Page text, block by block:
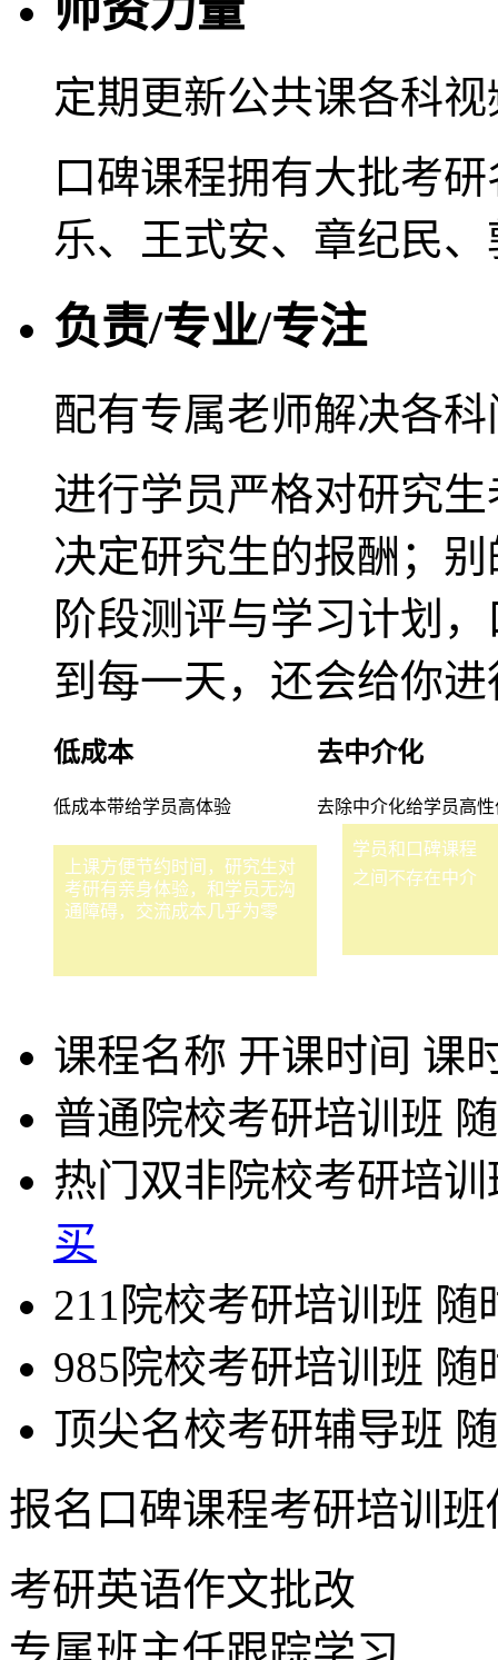
定期更新公共课各科视
口碑课程拥有大批考
乐、王式安、章纪民
负责/专业/专注
配有专属老师解决各
进行学员严格对研究
决定研究生的报酬；
阶段测评与学习计划
到每一天，还会给你
低成本
低成本带给学员高体验
上课方便节约时间，研究生对
考研有亲身体验，和学员无沟
通障碍，交流成本几乎为零
去中介化
去除中介化给学员高
学员和口碑课程
之间不存在中介
课程名称 开课时间 课
普通院校考研培训班
热门双非院校考研培训
买
211院校考研培训班 随
985院校考研培训班 随
顶尖名校考研辅导班
报名口碑课程考研培训
考研英语作文批改